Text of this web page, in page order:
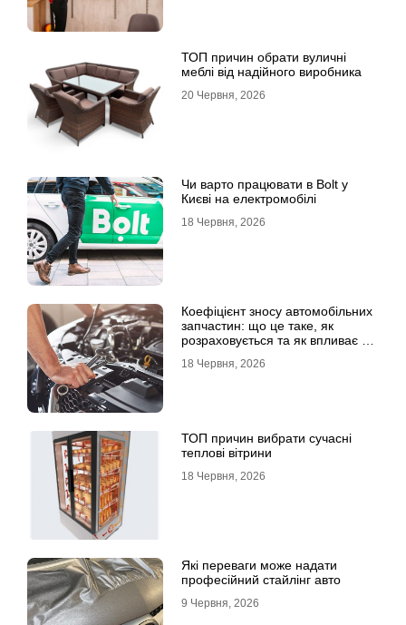
ТОП причин обрати вуличні
меблі від надійного виробника
20 Червня, 2026
Чи варто працювати в Bolt у
Києві на електромобілі
18 Червня, 2026
Коефіцієнт зносу автомобільних
запчастин: що це таке, як
розраховується та як впливає на
18 Червня, 2026
ТОП причин вибрати сучасні
теплові вітрини
18 Червня, 2026
Які переваги може надати
професійний стайлінг авто
9 Червня, 2026